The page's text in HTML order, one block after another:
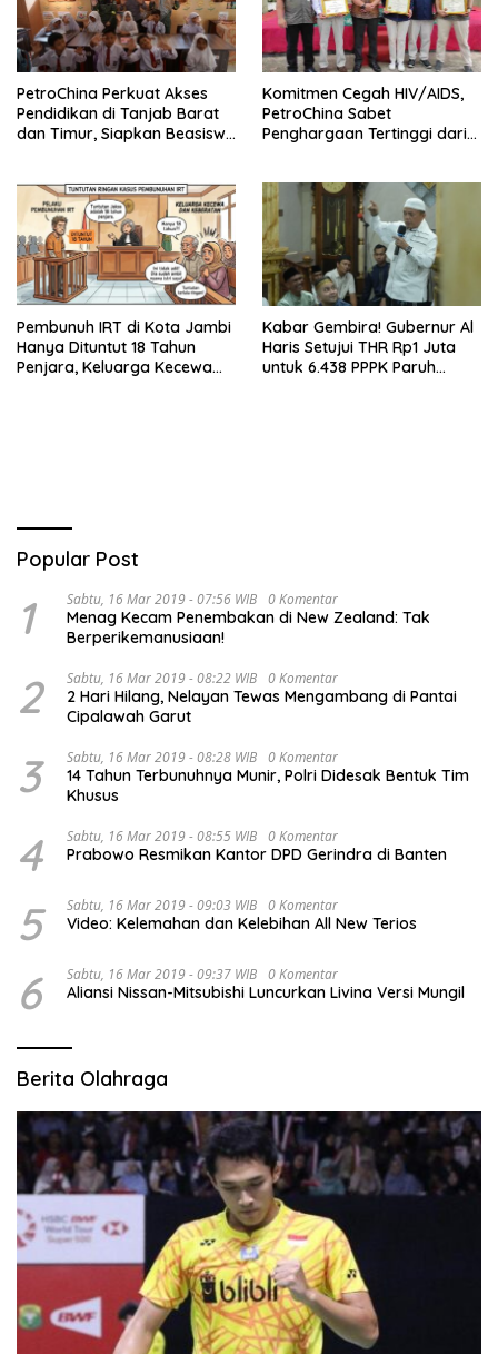
PetroChina Perkuat Akses
Pendidikan di Tanjab Barat
dan Timur, Siapkan Beasiswa
Komitmen Cegah HIV/AIDS,
PetroChina Sabet
Penghargaan Tertinggi dari
Pembunuh IRT di Kota Jambi
Hanya Dituntut 18 Tahun
Penjara, Keluarga Kecewa
Kabar Gembira! Gubernur Al
Haris Setujui THR Rp1 Juta
untuk 6.438 PPPK Paruh
Popular Post
1 Sabtu, 16 Mar 2019 - 07:56 WIB 0 Komentar
Menag Kecam Penembakan di New Zealand: Tak
Berperikemanusiaan!
2 Sabtu, 16 Mar 2019 - 08:22 WIB 0 Komentar
2 Hari Hilang, Nelayan Tewas Mengambang di Pantai
Cipalawah Garut
3 Sabtu, 16 Mar 2019 - 08:28 WIB 0 Komentar
14 Tahun Terbunuhnya Munir, Polri Didesak Bentuk Tim
Khusus
4 Sabtu, 16 Mar 2019 - 08:55 WIB 0 Komentar
Prabowo Resmikan Kantor DPD Gerindra di Banten
5 Sabtu, 16 Mar 2019 - 09:03 WIB 0 Komentar
Video: Kelemahan dan Kelebihan All New Terios
6 Sabtu, 16 Mar 2019 - 09:37 WIB 0 Komentar
Aliansi Nissan-Mitsubishi Luncurkan Livina Versi Mungil
Berita Olahraga